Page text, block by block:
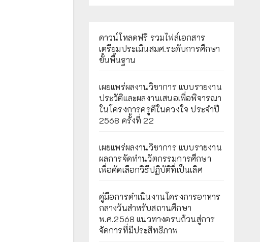
ดาวน์โหลดฟรี รวมไฟล์เอกสาร
เตรียมประเมินสมศ.ระดับการศึกษา
ขั้นพื้นฐาน
เผยแพร่ผลงานวิชาการ แบบรายงาน
ประวัติและผลงานเสนอเพื่อพิจารณา
ในโครงการครูดีในดวงใจ ประจำปี
2568 ครั้งที่ 22
เผยแพร่ผลงานวิชาการ แบบรายงาน
ผลการจัดทำนวัตกรรมการศึกษา
เพื่อคัดเลือกวิธีปฏิบัติที่เป็นเลิศ
คู่มือการดำเนินงานโครงการอาหาร
กลางวันสำหรับสถานศึกษา
พ.ศ.2568 แนวทางครบถ้วนสู่การ
จัดการที่มีประสิทธิภาพ